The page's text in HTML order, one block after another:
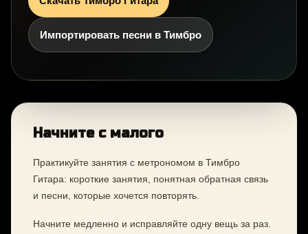
Импортировать песни в Тимбро
Начните с малого
Практикуйте занятия с метрономом в Тимбро
Гитара: короткие занятия, понятная обратная связь
и песни, которые хочется повторять.
Начните медленно и исправляйте одну вещь за раз.